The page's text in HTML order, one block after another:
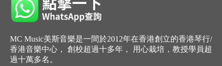
MC Music美斯音樂是一間於2012年在香港創立的香港琴行/
香港音樂中心， 創校超過十多年， 用心栽培，教授學員超
過十萬多名。